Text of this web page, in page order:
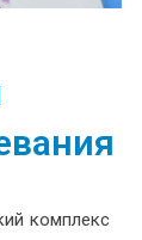
комплекс